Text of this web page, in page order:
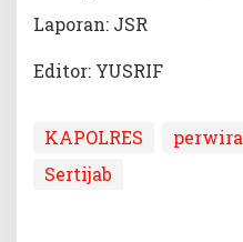
Laporan: JSR
Editor: YUSRIF
KAPOLRES perwira
Sertijab